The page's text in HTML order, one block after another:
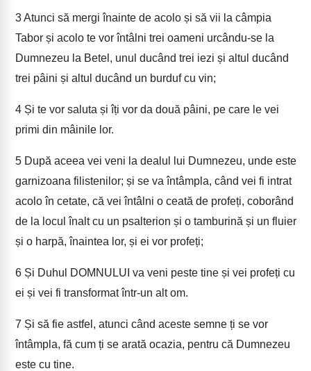
3Atunci să mergi înainte de acolo și să vii la câmpia
Tabor și acolo te vor întâlni trei oameni urcându-se la
Dumnezeu la Betel, unul ducând trei iezi și altul ducând
trei pâini și altul ducând un burduf cu vin;
4 Și te vor saluta și îți vor da două pâini, pe care le vei
primi din mâinile lor.
5 După aceea vei veni la dealul lui Dumnezeu, unde este
garnizoana filistenilor; și se va întâmpla, când vei fi intrat
acolo în cetate, că vei întâlni o ceată de profeți, coborând
de la locul înalt cu un psalterion și o tamburină și un fluier
și o harpă, înaintea lor, și ei vor profeți;
6 Și Duhul DOMNULUI va veni peste tine și vei profeți cu
ei și vei fi transformat într-un alt om.
7 Și să fie astfel, atunci când aceste semne ți se vor
întâmpla, fă cum ți se arată ocazia, pentru că Dumnezeu
este cu tine.